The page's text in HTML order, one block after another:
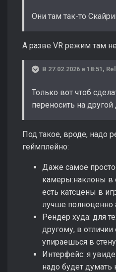
Они там так-то
А разве VR режим там
В 27.02.2026 в 18:51, Rel
Только вот чтоб
переносить на
Под такое, вроде, надо
геймплейно:
Даже самое
камеры:наклоны в
есть катсцены в
лучше полноценно
Рендер худа: для
другому, в отличии
упираешься в
Интерфейс: я
надо будет думать